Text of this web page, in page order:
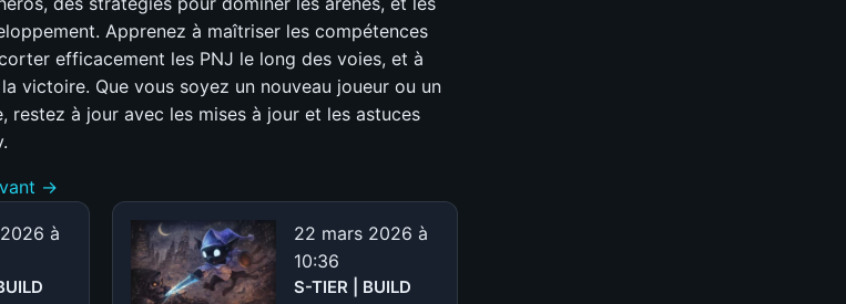
Apprenez à maîtriser les compétences
efficacement les PNJ le long des voies, et à
victoire. Que vous soyez un nouveau joueur ou un
restez à jour avec les mises à jour et les astuces
→
à
22 mars 2026 à
10:36
S-TIER | BUILD